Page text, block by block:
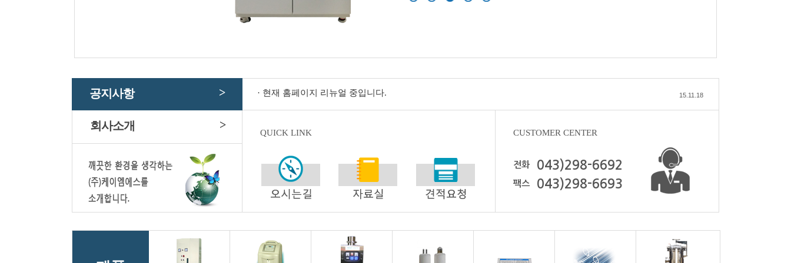
공지사항 > · 현재 홈페이지 리뉴얼 중입니다. 15.11.18
회사소개 >
QUICK LINK CUSTOMER CENTER
전화 043)298-6692
팩스 043)298-6693